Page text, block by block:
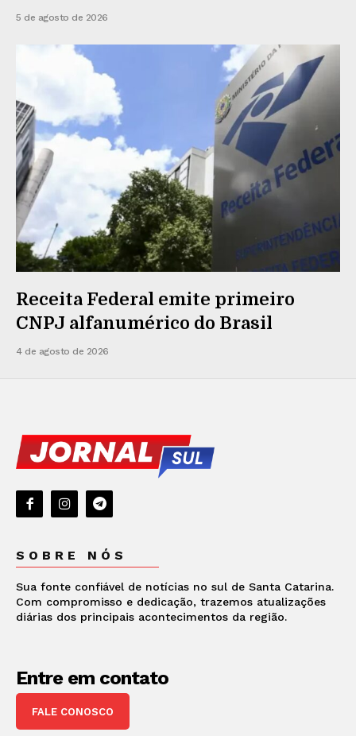
5 de agosto de 2026
Receita Federal emite primeiro
CNPJ alfanumérico do Brasil
4 de agosto de 2026
SOBRE NÓS
Sua fonte confiável de notícias no sul de Santa Catarina.
Com compromisso e dedicação, trazemos atualizações
diárias dos principais acontecimentos da região.
Entre em contato
FALE CONOSCO